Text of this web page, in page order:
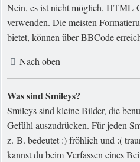
Nein, es ist nicht möglich, HTML-
verwenden. Die meisten
bietet, können über BBCode
Nach oben
Was sind Smileys?
Smileys sind kleine Bilder, die
Gefühl auszudrücken. Für jeden
z. B. bedeutet :) fröhlich und :(
kannst du beim Verfassen eines